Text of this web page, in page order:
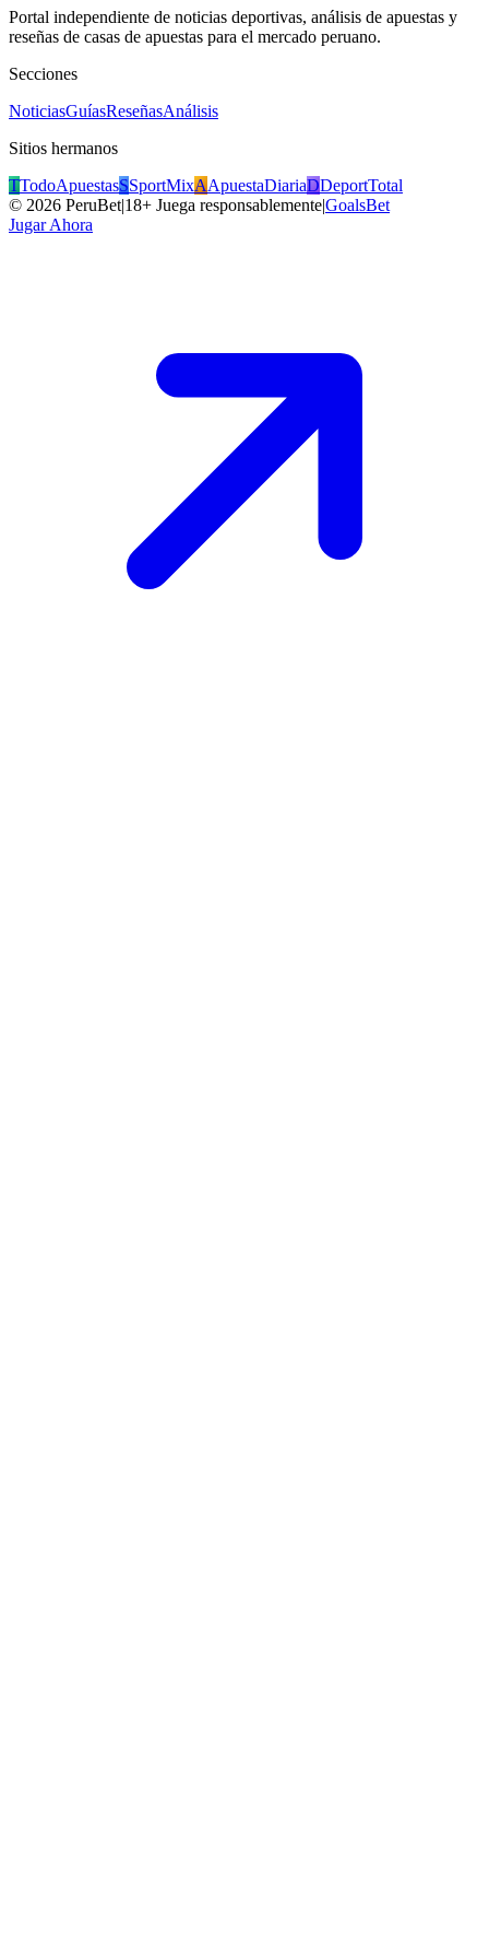
Portal independiente de noticias deportivas, análisis de apuestas y
reseñas de casas de apuestas para el mercado peruano.
Secciones
NoticiasGuíasReseñasAnálisis
Sitios hermanos
TTodoApuestasSSportMixAApuestaDiariaDDeportTotal
© 2026 PeruBet|18+ Juega responsablemente|GoalsBet
Jugar Ahora